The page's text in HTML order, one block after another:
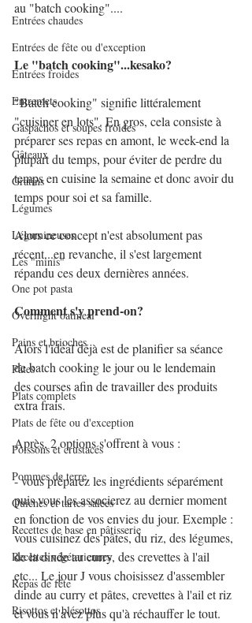
Entrées chaudes
Entrées de fête ou d'exception
Entrées froides
Entremets
Gaspachos et soupes froides
Gâteaux
Gratins
Légumes
Légumineuses
Les "minis"
One pot pasta
Overnight oatmeal
Pains et brioches
Pâtes
Plats complets
Plats de fête ou d'exception
Poissons et crustacés
Pommes de terre
Quiches et tartes salées
Recettes de base en pâtisserie
Recettes végétariennes
Repas de fête
Risottos et blésottos
au "batch cooking"....
Le "batch cooking"...kesako?
"Batch cooking" signifie littéralement
"cuisiner en lots". En gros, cela consiste à
préparer ses repas en amont, le week-end la
plupart du temps, pour éviter de perdre du
temps en cuisine la semaine et donc avoir du
temps pour soi et sa famille.
Alors ce concept n'est absolument pas
récent...en revanche, il s'est largement
répandu ces deux dernières années.
Comment s'y prend-on?
Alors l'idéal déjà est de planifier sa séance
de batch cooking le jour ou le lendemain
des courses afin de travailler des produits
extra frais.
Après, 2 options s'offrent à vous :
- vous préparez les ingrédients séparément
puis vous les associerez au dernier moment
en fonction de vos envies du jour. Exemple :
vous cuisinez des pâtes, du riz, des légumes,
de la dinde au curry, des crevettes à l'ail
etc... Le jour J vous choisissez d'assembler
dinde au curry et pâtes, crevettes à l'ail et riz
et vous n'avez plus qu'à réchauffer le tout.